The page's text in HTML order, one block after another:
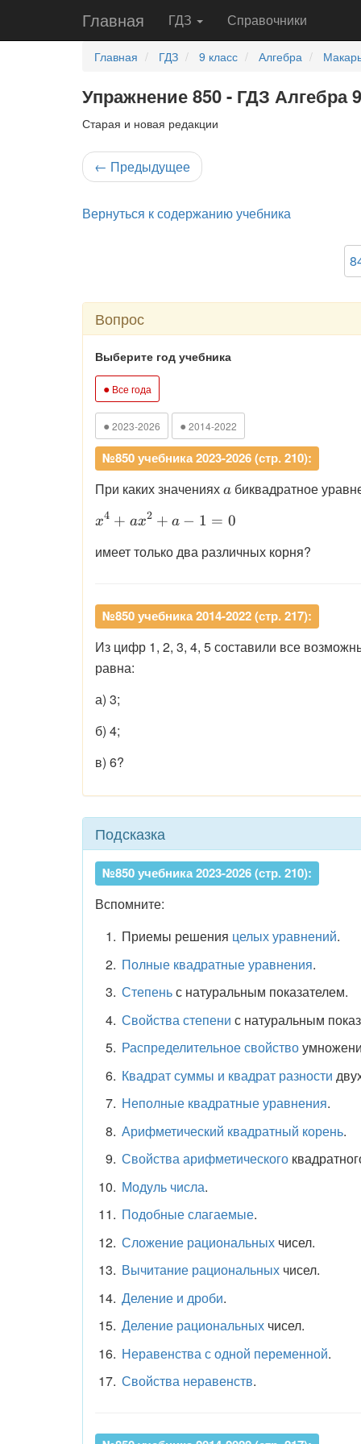
Главная ГДЗ Справочники
Главная ГДЗ 9 класс Алгебра
Упражнение 850 - ГДЗ
Старая и новая редакции
← Предыдущее
Вернуться к содержанию учебника
Вопрос
Выберите год учебника
● Все года
● 2023-2026 ● 2014-2022
№850 учебника 2023-2026 (стр. 210):
При каких значениях\displaystyle
a биквадратное
\displaystyle
1=0
x4 + ax2 + a − 1 = 0
имеет только два различных корня?
№850 учебника 2014-2022 (стр. 217):
Из цифр 1, 2, 3, 4, 5 составили все
равна:
а) 3;
б) 4;
в) 6?
Подсказка
№850 учебника 2023-2026 (стр. 210):
Вспомните:
Приемы решения целых уравнений.
Полные квадратные уравнения.
Степеньс натуральным показателем.
Свойства степени с натуральным
Распределительное свойство
Квадрат суммы и квадрат разности
Неполные квадратные уравнения.
Арифметический квадратный корень.
Свойства арифметического
Модуль числа.
Подобные слагаемые.
Сложение рациональныхчисел.
Вычитание рациональныхчисел.
Деление и дроби.
Деление рациональныхчисел.
Неравенства с одной переменной.
Свойства неравенств.